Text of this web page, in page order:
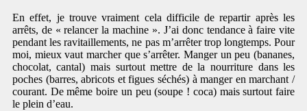
En effet, je trouve vraiment cela difficile de repartir après les
arrêts, de « relancer la machine ». J’ai donc tendance à faire vite
pendant les ravitaillements, ne pas m’arrêter trop longtemps. Pour
moi, mieux vaut marcher que s’arrêter. Manger un peu (bananes,
chocolat, cantal) mais surtout mettre de la nourriture dans les
poches (barres, abricots et figues séchés) à manger en marchant /
courant. De même boire un peu (soupe ! coca) mais surtout faire
le plein d’eau.